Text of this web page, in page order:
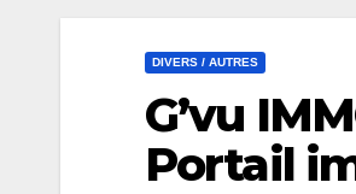
DIVERS / AUTRES
G’vu
Portail